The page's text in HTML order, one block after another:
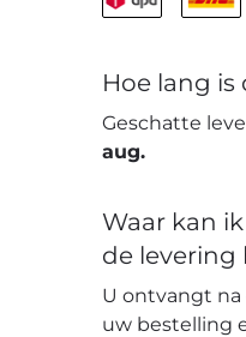
Hoe lang is
Geschatte
aug.
Waar kan
de levering
U ontvangt
uw bestelling